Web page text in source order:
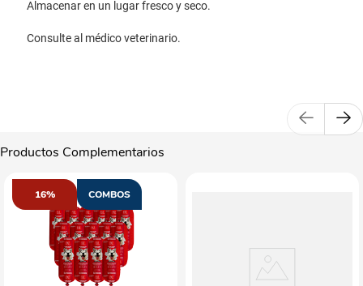
Almacenar en un lugar fresco y seco.
Consulte al médico veterinario.
Productos Complementarios
COMBOS
16%